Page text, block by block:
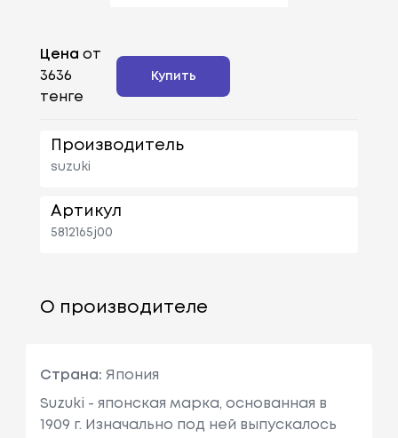
Цена от
3636
тенге
Купить
Производитель
suzuki
Артикул
5812165j00
О производителе
Страна: Япония
Suzuki - японская марка, основанная в
1909 г. Изначально под ней выпускалось